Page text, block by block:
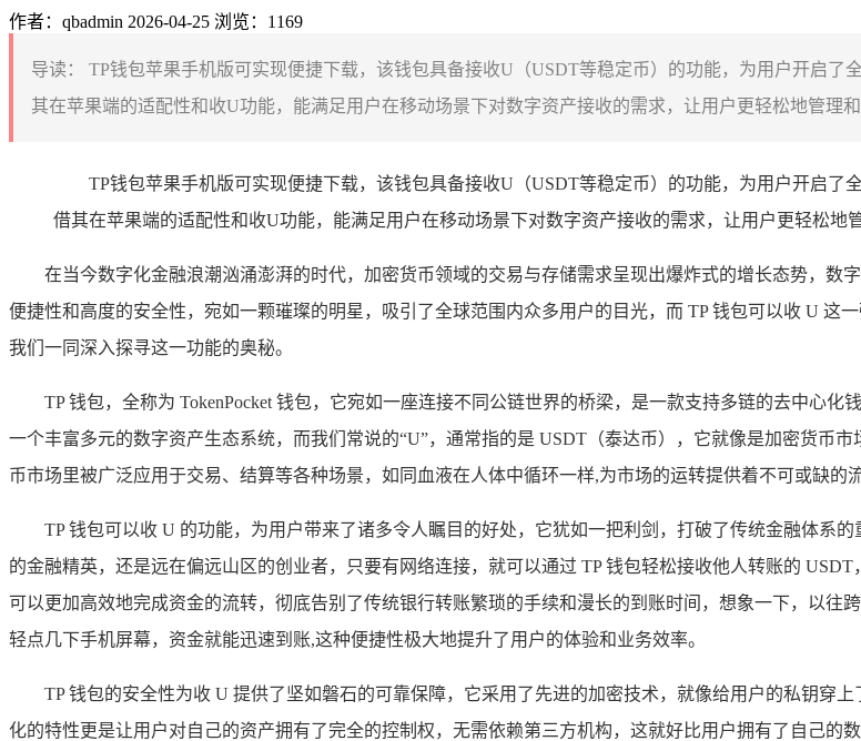
作者：qbadmin 2026-04-25 浏览：1169
导读：
TP钱包苹果手机版可实现便捷下载，该钱包具备接收U（USDT等稳定币）的功能，为用户开启
其在苹果端的适配性和收U功能，能满足用户在移动场景下对数字资产接收的需求，让用户更轻松地管理
TP钱包苹果手机版可实现便捷下载，该钱包具备接收U（USDT等稳定币）的功能，为用户开启
借其在苹果端的适配性和收U功能，能满足用户在移动场景下对数字资产接收的需求，让用户更轻松地
在当今数字化金融浪潮汹涌澎湃的时代，加密货币领域的交易与存储需求呈现出爆炸式的增长态势，数
便捷性和高度的安全性，宛如一颗璀璨的明星，吸引了全球范围内众多用户的目光，而 TP 钱包可以收 U 这
我们一同深入探寻这一功能的奥秘。
TP 钱包，全称为 TokenPocket 钱包，它宛如一座连接不同公链世界的桥梁，是一款支持多链的去中心
一个丰富多元的数字资产生态系统，而我们常说的“U”，通常指的是 USDT（泰达币），它就像是加密货币
币市场里被广泛应用于交易、结算等各种场景，如同血液在人体中循环一样,为市场的运转提供着不可或缺的流
TP 钱包可以收 U 的功能，为用户带来了诸多令人瞩目的好处，它犹如一把利剑，打破了传统金融体系
的金融精英，还是远在偏远山区的创业者，只要有网络连接，就可以通过 TP 钱包轻松接收他人转账的 USDT
可以更加高效地完成资金的流转，彻底告别了传统银行转账繁琐的手续和漫长的到账时间，想象一下，以
轻点几下手机屏幕，资金就能迅速到账,这种便捷性极大地提升了用户的体验和业务效率。
TP 钱包的安全性为收 U 提供了坚如磐石的可靠保障，它采用了先进的加密技术，就像给用户的私钥穿
化的特性更是让用户对自己的资产拥有了完全的控制权，无需依赖第三方机构，这就好比用户拥有了自己